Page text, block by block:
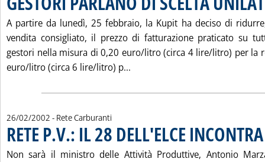
A partire da lunedì, 25 febbraio, la Kupit ha deciso di
vendita consigliato, il prezzo di fatturazione praticato su
gestori nella misura di 0,20 euro/litro (circa 4 lire/litro) per la
euro/litro (circa 6 lire/litro) p...
26/02/2002 - Rete Carburanti
RETE P.V.: IL 28 DELL'ELCE
Non sarà il ministro delle Attività Produttive, Antonio